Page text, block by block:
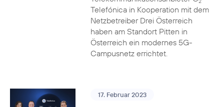
Telefónica in Kooperation mit dem
Netzbetreiber Drei Österreich
haben am Standort Pitten in
Österreich ein modernes 5G-
Campusnetz errichtet.
17. Februar 2023